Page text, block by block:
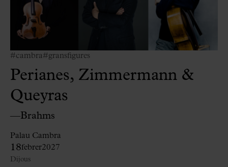
#cambra#gransfigures
Perianes, Zimmermann &
Queyras
—Brahms
Palau Cambra
18febrer2027
Dijous